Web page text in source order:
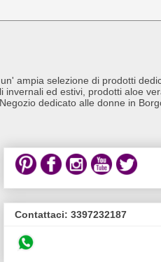
ampia selezione di prodotti
invernali ed estivi, prodotti aloe
dedicato alle donne in
Contattaci: 3397232187